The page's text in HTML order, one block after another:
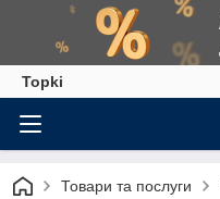
Topki
Товари та послуги